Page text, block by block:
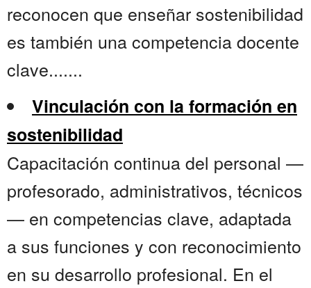
reconocen que enseñar sostenibilidad
es también una competencia docente
clave.......
Vinculación con la formación en
sostenibilidad
Capacitación continua del personal —
profesorado, administrativos, técnicos
— en competencias clave, adaptada
a sus funciones y con reconocimiento
en su desarrollo profesional. En el